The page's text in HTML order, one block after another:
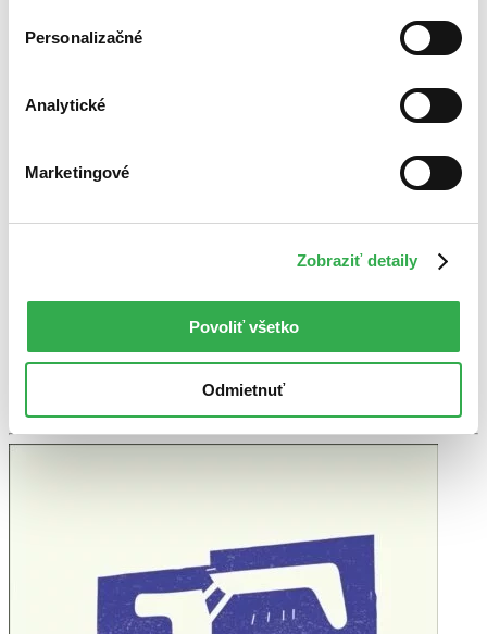
Personalizačné
Analytické
Marketingové
Zobraziť detaily
Povoliť všetko
Odmietnuť
EN
GCSE 9-1 Set Text Student Edition
Collins GCSE
Literature Next exam: June 2026
Do 4 – 5 dní
Tento produkt momentálne nemáme na sklade, ale zvyčajne
posnažíme sa aj trochu rýchlejšie!